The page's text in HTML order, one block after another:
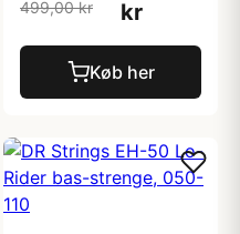
499,00 kr
kr
Køb her